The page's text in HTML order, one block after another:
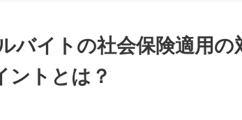
バイトの社会保険適用の
ントとは？